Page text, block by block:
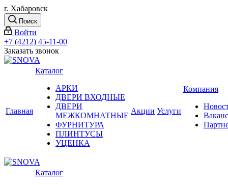
г. Хабаровск
Поиск
Войти
+7 (4212) 45-11-00
Заказать звонок
Главная
Каталог
АРКИ
ДВЕРИ ВХОДНЫЕ
ДВЕРИ
МЕЖКОМНАТНЫЕ
ФУРНИТУРА
ПЛИНТУСЫ
УЦЕНКА
Акции Услуги
Компания
Каталог